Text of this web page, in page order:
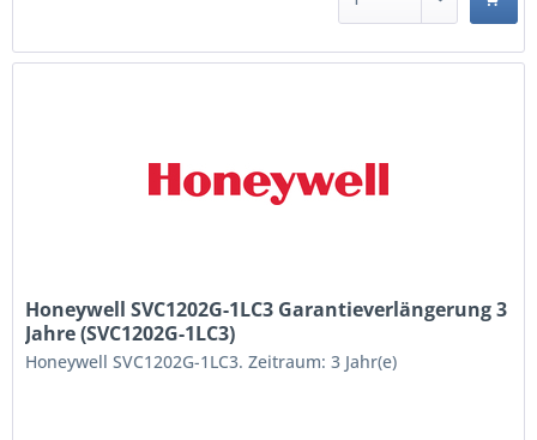
Honeywell SVC1202G-1LC3 Garantieverlängerung 3
Jahre (SVC1202G-1LC3)
Honeywell SVC1202G-1LC3. Zeitraum: 3 Jahr(e)